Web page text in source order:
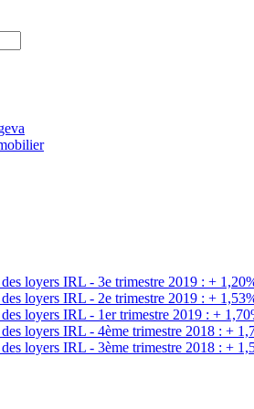
loyers IRL - 3e trimestre 2019 : +
loyers IRL - 2e trimestre 2019 : +
loyers IRL - 1er trimestre 2019 : +
loyers IRL - 4ème trimestre 2018 : +
loyers IRL - 3ème trimestre 2018 : +